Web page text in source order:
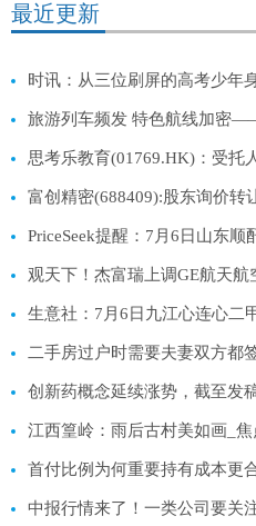
最近更新
时讯：从三位刷屏的高考少年
旅游列车频发 特色航线加密
思考乐教育(01769.HK)：受托
富创精密(688409):股东询价转
PriceSeek提醒：7月6日山东顺
观天下！杰富瑞上调GE航天航
生意社：7月6日九江心连心二
二手房过户时需要夫妻双方都
创新药概念延续涨势，截至发
江西篁岭：雨后古村美如画_焦
首付比例为何重要持有成本更
中报行情来了！一类公司要